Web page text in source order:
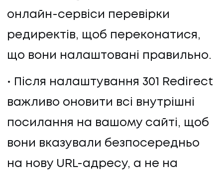
онлайн-сервіси перевірки
редиректів, щоб переконатися,
що вони налаштовані правильно.
Після налаштування 301 Redirect
важливо оновити всі внутрішні
посилання на вашому сайті, щоб
вони вказували безпосередньо
на нову URL-адресу, а не на